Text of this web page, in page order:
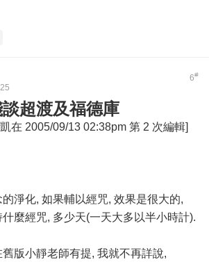
6#
超渡及福德庫
在 2005/09/13 02:38pm 第 2 次編輯]
淨化, 如果輔以經咒, 效果是很大的,
麼經咒, 多少天(一天大多以半小時計).
版小靜老師有提, 我就不再詳說,